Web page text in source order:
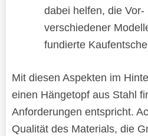
dabei helfen, die
verschiedener
fundierte
Mit diesen Aspekten im
einen Hängetopf aus Stahl
Anforderungen entspricht.
Qualität des Materials, die